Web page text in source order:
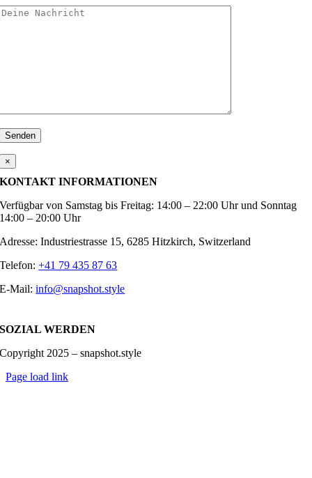
×
KONTAKT INFORMATIONEN
Verfügbar von Samstag bis Freitag: 14:00 – 22:00 Uhr und Sonntag
14:00 – 20:00 Uhr
Adresse: Industriestrasse 15, 6285 Hitzkirch, Switzerland
Telefon:+41 79 435 87 63
E-Mail:info@snapshot.style
SOZIAL WERDEN
Copyright 2025 – snapshot.style
Page load link